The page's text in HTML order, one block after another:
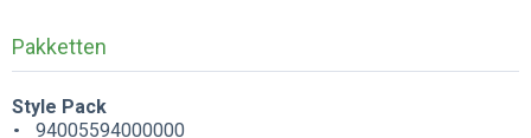
Pakketten
Style Pack
94005594000000